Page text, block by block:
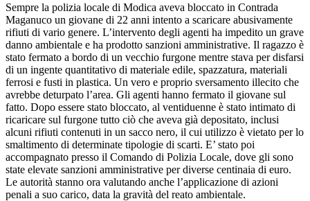
Sempre la polizia locale di Modica aveva bloccato in Contrada
Maganuco un giovane di 22 anni intento a scaricare abusivamente
rifiuti di vario genere. L’intervento degli agenti ha impedito un grave
danno ambientale e ha prodotto sanzioni amministrative. Il ragazzo è
stato fermato a bordo di un vecchio furgone mentre stava per disfarsi
di un ingente quantitativo di materiale edile, spazzatura, materiali
ferrosi e fusti in plastica. Un vero e proprio sversamento illecito che
avrebbe deturpato l’area. Gli agenti hanno fermato il giovane sul
fatto. Dopo essere stato bloccato, al ventiduenne è stato intimato di
ricaricare sul furgone tutto ciò che aveva già depositato, inclusi
alcuni rifiuti contenuti in un sacco nero, il cui utilizzo è vietato per lo
smaltimento di determinate tipologie di scarti. E’ stato poi
accompagnato presso il Comando di Polizia Locale, dove gli sono
state elevate sanzioni amministrative per diverse centinaia di euro.
Le autorità stanno ora valutando anche l’applicazione di azioni
penali a suo carico, data la gravità del reato ambientale.